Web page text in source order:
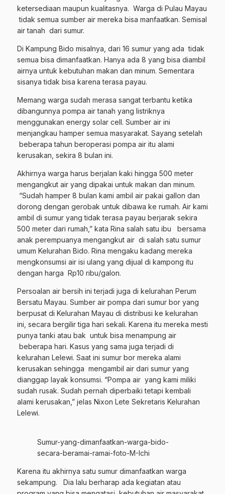
ketersediaan maupun kualitasnya. Warga di Pulau Mayau
tidak semua sumber air mereka bisa manfaatkan. Semisal
air tanah dari sumur.
Di Kampung Bido misalnya, dari 16 sumur yang ada tidak
semua bisa dimanfaatkan. Hanya ada 8 yang bisa diambil
airnya untuk kebutuhan makan dan minum. Sementara
sisanya tidak bisa karena terasa payau.
Memang warga sudah merasa sangat terbantu ketika
dibangunnya pompa air tanah yang listriknya
menggunakan energy solar cell. Sumber air ini
menjangkau hamper semua masyarakat. Sayang setelah
beberapa tahun beroperasi pompa air itu alami
kerusakan, sekira 8 bulan ini.
Akhirnya warga harus berjalan kaki hingga 500 meter
mengangkut air yang dipakai untuk makan dan minum.
“Sudah hamper 8 bulan kami ambil air pakai gallon dan
dorong dengan gerobak untuk dibawa ke rumah. Air kami
ambil di sumur yang tidak terasa payau berjarak sekira
500 meter dari rumah,” kata Rina salah satu ibu bersama
anak perempuanya mengangkut air di salah satu sumur
umum Kelurahan Bido. Rina mengaku kadang mereka
mengkonsumsi air isi ulang yang dijual di kampong itu
dengan harga Rp10 ribu/galon.
Persoalan air bersih ini terjadi juga di kelurahan Perum
Bersatu Mayau. Sumber air pompa dari sumur bor yang
berpusat di Kelurahan Mayau di distribusi ke kelurahan
ini, secara bergilir tiga hari sekali. Karena itu mereka mesti
punya tanki atau bak untuk bisa menampung air
beberapa hari. Kasus yang sama juga terjadi di
kelurahan Lelewi. Saat ini sumur bor mereka alami
kerusakan sehingga mengambil air dari sumur yang
dianggap layak konsumsi. “Pompa air yang kami miliki
sudah rusak. Sudah pernah diperbaiki tetapi kembali
alami kerusakan,” jelas Nixon Lete Sekretaris Kelurahan
Lelewi.
Sumur-yang-dimanfaatkan-warga-bido-
secara-beramai-ramai-foto-M-Ichi
Karena itu akhirnya satu sumur dimanfaatkan warga
sekampung. Dia lalu berharap ada kegiatan atau